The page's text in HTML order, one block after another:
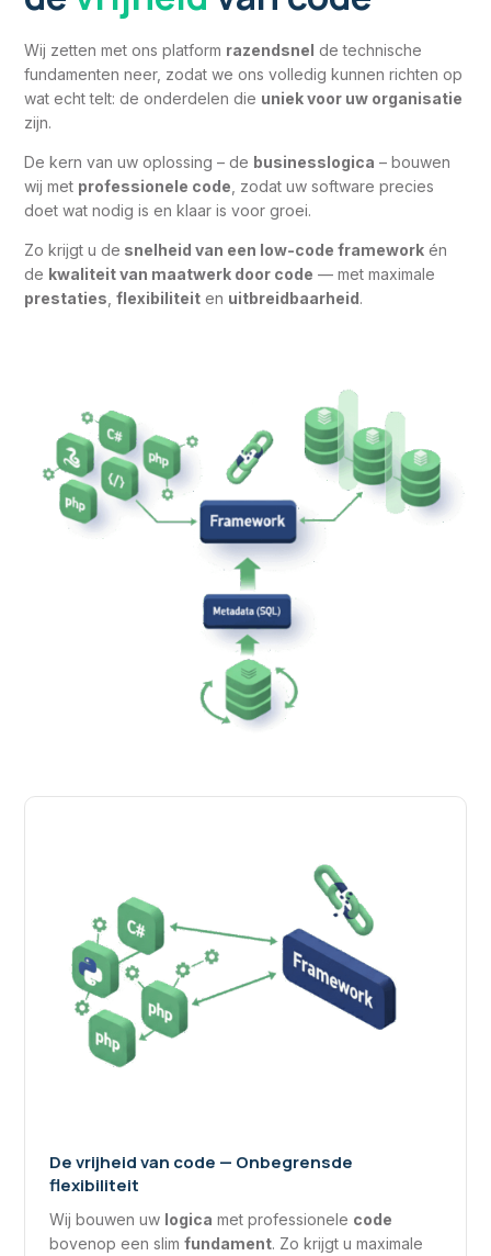
Wij zetten met ons platform razendsnel de technische
fundamenten neer, zodat we ons volledig kunnen richten op
wat echt telt: de onderdelen die uniek voor uw organisatie
zijn.
De kern van uw oplossing – de businesslogica – bouwen
wij met professionele code , zodat uw software precies
doet wat nodig is en klaar is voor groei.
Zo krijgt u de snelheid van een low-code framework én
de kwaliteit van maatwerk door code — met maximale
prestaties ,flexibiliteit en uitbreidbaarheid.
De vrijheid van code — Onbegrensde
flexibiliteit
Wij bouwen uw logica met professionele code
bovenop een slimfundament. Zo krijgt u maximale